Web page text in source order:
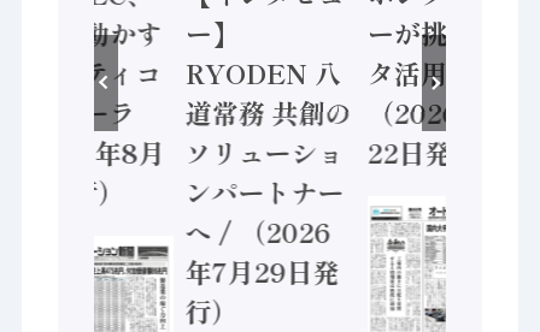
安全に動かす
セーフティコ
ントローラ
（2026年8月
5日発行）
ー】
RYODEN 八
道常務 共創の
ソリューショ
ンパートナー
へ / （2026
年7月29日発
行）
ーが挑むデー
タ活用 など
（2026年7月
22日発行）